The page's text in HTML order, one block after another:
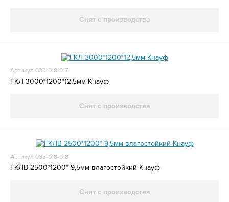
Снят с производства
Артикул 033-018-017
ГКЛ 3000*1200*12,5мм Кнауф
Снят с производства
Артикул 033-018-018
ГКЛВ 2500*1200* 9,5мм влагостойкий Кнауф
Снят с производства